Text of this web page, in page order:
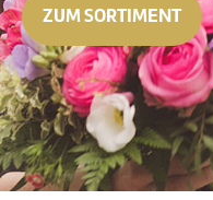
ZUM SORTIMENT